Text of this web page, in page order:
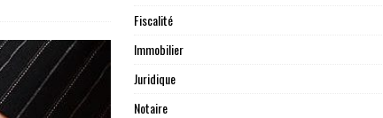
Fiscalité
Immobilier
Juridique
Notaire